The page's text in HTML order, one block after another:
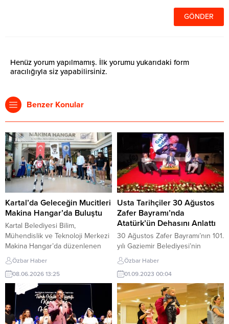
Henüz yorum yapılmamış. İlk yorumu yukarıdaki form
aracılığıyla siz yapabilirsiniz.
Benzer Konular
Kartal’da Geleceğin Mucitleri
Makina Hangar’da Buluştu
​Kartal Belediyesi Bilim,
Mühendislik ve Teknoloji Merkezi
Makina Hangar’da düzenlenen
Bilim Şenliği, çocukları ve
ailelerini bilim, teknoloji ve keşif
dolu bir atmosferde bir araya
getirdi. Yoğun katılımla
gerçekleşen etkinlikte, bilimsel
merakı teşvik eden ve öğrenmeyi
eğlenceyle harmanlayan birçok
Özbar Haber
08.06.2026 13:25
Usta Tarihçiler 30 Ağustos
Zafer Bayramı’nda
Atatürk’ün Dehasını Anlattı
30 Ağustos Zafer Bayramı’nın 101.
yılı Gaziemir Belediyesi’nin
düzenlediği etkinliklerle ilçede
büyük bir coşkuyla kutlandı.
Gaziemir Belediyesi’nin
düzenlediği Büyük Zafer
Söyleşi’nde konuşan Prof. Dr.
Celal Şengör, “Atatürk olmasa,
reform hareketleri olmasa
Özbar Haber
01.09.2023 00:04